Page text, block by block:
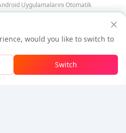
$22.86
ve İndirimi Talep Edin
would you like to switch to
Switch
Uygulamalarını Otomatik
İndir